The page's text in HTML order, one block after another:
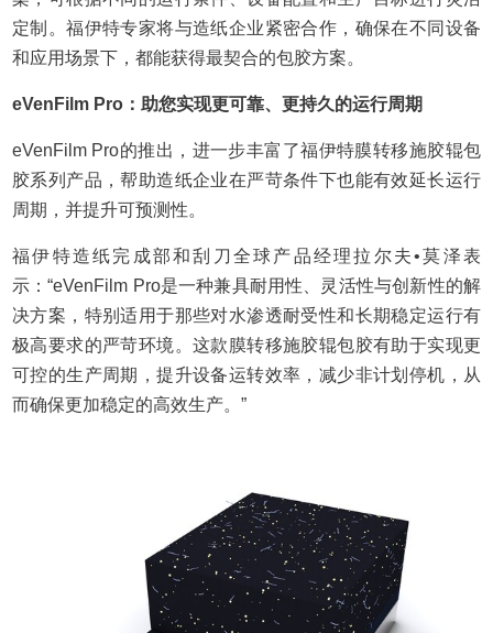
定制。福伊特专家将与造纸企业紧密合作，确保在不同设备
和应用场景下，都能获得最契合的包胶方案。
eVenFilm Pro：助您实现更可靠、更持久的运行周期
eVenFilm Pro的推出，进一步丰富了福伊特膜转移施胶辊包
胶系列产品，帮助造纸企业在严苛条件下也能有效延长运行
周期，并提升可预测性。
福伊特造纸完成部和刮刀全球产品经理拉尔夫•莫泽表
示：“eVenFilm Pro是一种兼具耐用性、灵活性与创新性的解
决方案，特别适用于那些对水渗透耐受性和长期稳定运行有
极高要求的严苛环境。这款膜转移施胶辊包胶有助于实现更
可控的生产周期，提升设备运转效率，减少非计划停机，从
而确保更加稳定的高效生产。”